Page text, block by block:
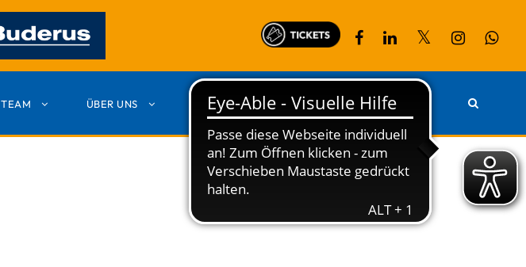
TEAM ÜBER UNS PARTNER KONTAKT